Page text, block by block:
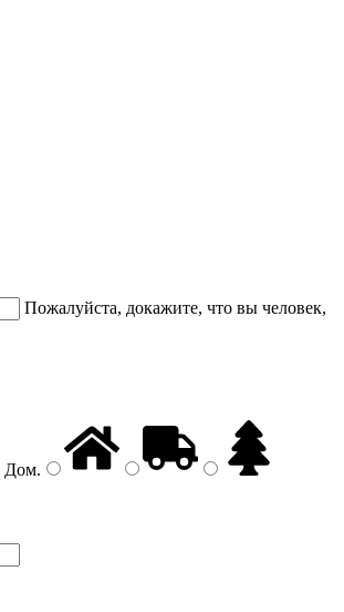
Пожалуйста, докажите, что вы человек,
Дом.